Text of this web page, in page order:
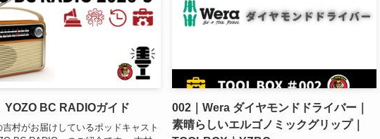
YOZO BC RADIOガイド
吉村がお届けしているポッドキャスト
002｜Wera ダイヤモンドドライバー｜
素晴らしいエルゴノミックグリップ｜